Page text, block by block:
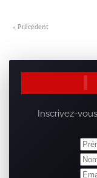
« Précédent
Inscrivez-